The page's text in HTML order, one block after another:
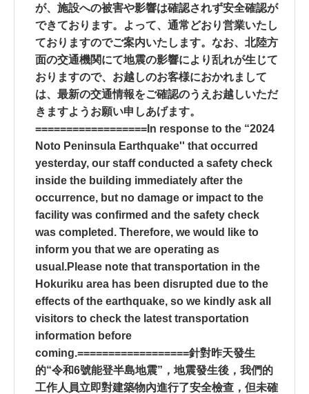
が、施設への被害や影響は確認されず安全確認が
できております。よって、通常どおり営業いたし
ておりますのでご案内いたします。なお、北陸方
面の交通機関にて地震の影響により乱れが生じて
おりますので、お越しのお客様におかれまして
は、最新の交通情報をご確認のうえお越しいただ
きますようお願い申しあげます。
==================In response to the “2024
Noto Peninsula Earthquake'' that occurred
yesterday, our staff conducted a safety check
inside the building immediately after the
occurrence, but no damage or impact to the
facility was confirmed and the safety check
was completed. Therefore, we would like to
inform you that we are operating as
usual.Please note that transportation in the
Hokuriku area has been disrupted due to the
effects of the earthquake, so we kindly ask all
visitors to check the latest transportation
information before
coming.==================針對昨天發生
的“令和6號能登半島地震”，地震發生後，我們的
工作人員立即對建築物內進行了安全檢查，但未確